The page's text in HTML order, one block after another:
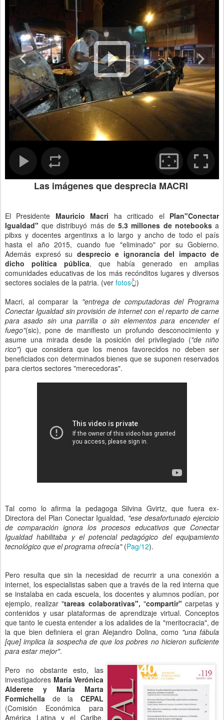
Las imágenes que desprecia MACRI
El Presidente Mauricio Macri ha criticado el Plan"Conectar
Igualdad" que distribuyó más de5.3 millones de notebooksa
pibxs y docentes argentinxs a lo largo y ancho de todo el país
hasta el año 2015, cuando fue "eliminado" por su Gobierno.
Además expresó su desprecio e ignorancia del impacto de
dicho política pública, que había generado en amplias
comunidades educativas de los más recónditos lugares y diversos
sectores sociales de la patria. (ver fotos👆)
Macri, al comparar la "entrega de computadoras del Programa
Conectar Igualdad sin provisión de internet con el reparto de carne
para asado sin una parrilla o sin elementos para encender el
fuego"(sic), pone de manifiesto un profundo desconocimiento y
asume una mirada desde la posición del privilegiado ("de niño
rico") que considera que los menos favorecidos no deben ser
beneficiados con determinados bienes que se suponen reservados
para ciertos sectores "merecedoras".
Tal como lo afirma la pedagogaSilvina Gvirtz, que fuera ex-
Directora del Plan Conectar Igualdad, "ese desafortunado ejercicio
de comparación ignora los procesos educativos que Conectar
Igualdad habilitaba y el potencial pedagógico del equipamiento
tecnológico que el programa ofrecía" (Pag/12).
Pero resulta que sin la necesidad de recurrir a una conexión a
internet, los especialistas saben que a través de la red interna que
se instalaba en cada escuela, los docentes y alumnos podían, por
ejemplo, realizar "tareas colaborativas", "compartir" carpetas y
contenidos y usar plataformas de aprendizaje virtual. Conceptos
que tanto le cuesta entender a los adalides de la "meritocracia", de
la que bien definiera el gran Alejandro Dolina, como "una fábula
[que] implica la sospecha de que los pobres no hicieron suficiente
para estar mejor".
Pero no obstante esto, las
investigadores María Verónica
Alderete y María Marta
Formichella de la CEPAL
(Comisión Económica para
América Latina y el Caribe,